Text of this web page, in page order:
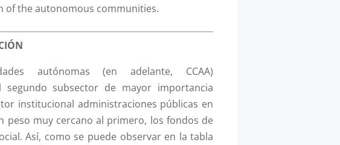
of the autonomous communities.
autónomas (en adelante, CCAA)
segundo subsector de mayor importancia
institucional administraciones públicas en
peso muy cercano al primero, los fondos de
Así, como se puede observar en la tabla